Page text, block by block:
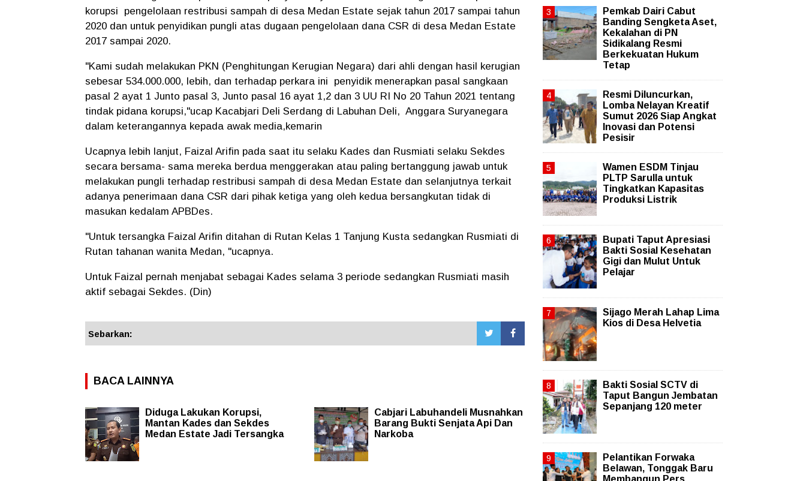
korupsi pengelolaan restribusi sampah di desa Medan Estate sejak tahun 2017 sampai tahun
2020 dan untuk penyidikan pungli atas dugaan pengelolaan dana CSR di desa Medan Estate
2017 sampai 2020.
"Kami sudah melakukan PKN (Penghitungan Kerugian Negara) dari ahli dengan hasil kerugian
sebesar 534.000.000, lebih, dan terhadap perkara ini penyidik menerapkan pasal sangkaan
pasal 2 ayat 1 Junto pasal 3, Junto pasal 16 ayat 1,2 dan 3 UU RI No 20 Tahun 2021 tentang
tindak pidana korupsi,"ucap Kacabjari Deli Serdang di Labuhan Deli, Anggara Suryanegara
dalam keterangannya kepada awak media,kemarin
Ucapnya lebih lanjut, Faizal Arifin pada saat itu selaku Kades dan Rusmiati selaku Sekdes
secara bersama- sama mereka berdua menggerakan atau paling bertanggung jawab untuk
melakukan pungli terhadap restribusi sampah di desa Medan Estate dan selanjutnya terkait
adanya penerimaan dana CSR dari pihak ketiga yang oleh kedua bersangkutan tidak di
masukan kedalam APBDes.
"Untuk tersangka Faizal Arifin ditahan di Rutan Kelas 1 Tanjung Kusta sedangkan Rusmiati di
Rutan tahanan wanita Medan, "ucapnya.
Untuk Faizal pernah menjabat sebagai Kades selama 3 periode sedangkan Rusmiati masih
aktif sebagai Sekdes. (Din)
Sebarkan:
BACA LAINNYA
Diduga Lakukan Korupsi,
Mantan Kades dan Sekdes
Medan Estate Jadi Tersangka
Cabjari Labuhandeli Musnahkan
Barang Bukti Senjata Api Dan
Narkoba
Pemkab Dairi Cabut
Banding Sengketa Aset,
Kekalahan di PN
Sidikalang Resmi
Berkekuatan Hukum
Tetap
Resmi Diluncurkan,
Lomba Nelayan Kreatif
Sumut 2026 Siap Angkat
Inovasi dan Potensi
Pesisir
Wamen ESDM Tinjau
PLTP Sarulla untuk
Tingkatkan Kapasitas
Produksi Listrik
Bupati Taput Apresiasi
Bakti Sosial Kesehatan
Gigi dan Mulut Untuk
Pelajar
Sijago Merah Lahap Lima
Kios di Desa Helvetia
Bakti Sosial SCTV di
Taput Bangun Jembatan
Sepanjang 120 meter
Pelantikan Forwaka
Belawan, Tonggak Baru
Membangun Pers